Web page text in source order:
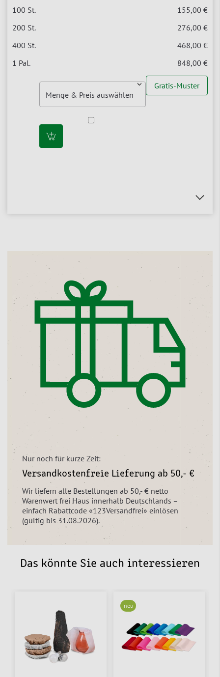
155,00 €
276,00 €
468,00 €
848,00 €
Gratis-Muster
Nur noch für kurze Zeit:
Versandkostenfreie Lieferung ab 50,- €
Wir liefern alle Bestellungen ab 50,- € netto
Warenwert frei Haus innerhalb Deutschlands –
einfach Rabattcode «123Versandfrei» einlösen
(gültig bis 31.08.2026).
Das könnte Sie auch interessieren
neu